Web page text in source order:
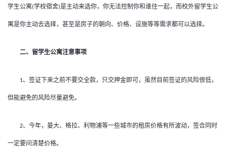
学生公寓(学校宿舍)是主动来选你，你无法控制你和谁住一起，而校外留学生公
寓是你主动去选择，甚至是房子的朝向、价格、设施等等需求都可以选择。
二、留学生公寓注意事项
1、签证下来之前不要交全款，只交押金即可，虽然目前签证的风险很低，
但能避免的风险尽量避免。
2、今年，曼大、格拉、利物浦等一些城市的租房价格有所波动，签合同时
一定要问清楚价格。